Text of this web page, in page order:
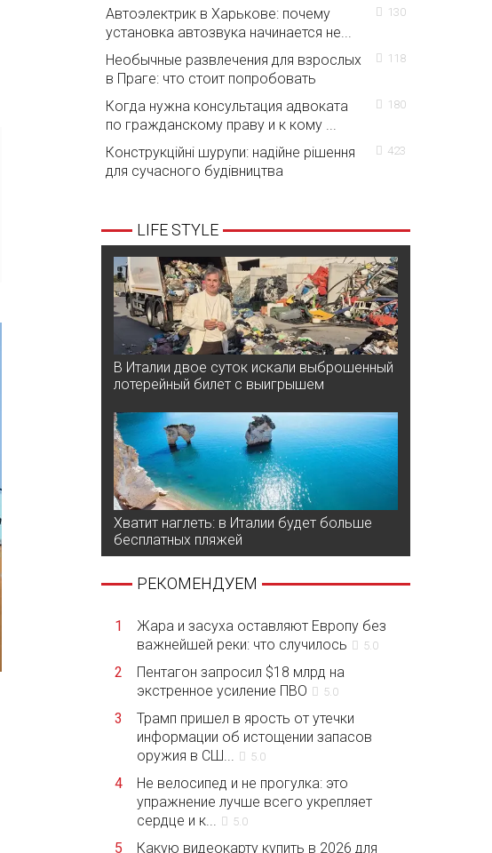
Автоэлектрик в Харькове: почему
установка автозвука начинается не...
130
Необычные развлечения для взрослых
в Праге: что стоит попробовать
118
Когда нужна консультация адвоката
по гражданскому праву и к кому ...
180
Конструкційні шурупи: надійне рішення
для сучасного будівництва
423
LIFE STYLE
В Италии двое суток искали выброшенный
лотерейный билет с выигрышем
Хватит наглеть: в Италии будет больше
бесплатных пляжей
РЕКОМЕНДУЕМ
1
Жара и засуха оставляют Европу без
важнейшей реки: что случилось
5.0
2
Пентагон запросил $18 млрд на
экстренное усиление ПВО
5.0
3
Трамп пришел в ярость от утечки
информации об истощении запасов
оружия в СШ...
5.0
4
Не велосипед и не прогулка: это
упражнение лучше всего укрепляет
сердце и к...
5.0
5
Какую видеокарту купить в 2026 для